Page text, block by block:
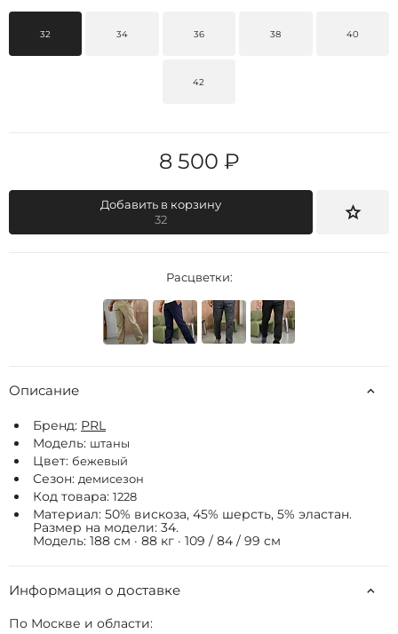
32 34 36 38 40
42
8 500 ₽
Добавить в корзину
32
Расцветки:
Описание
Бренд: РRL
Модель: штаны
Цвет: бежевый
Сезон: демисезон
Код товара: 1228
Материал: 50% вискоза, 45% шерсть, 5% эластан.
Размер на модели: 34.
Модель: 188 см · 88 кг · 109 / 84 / 99 см
Информация о доставке
По Москве и области: